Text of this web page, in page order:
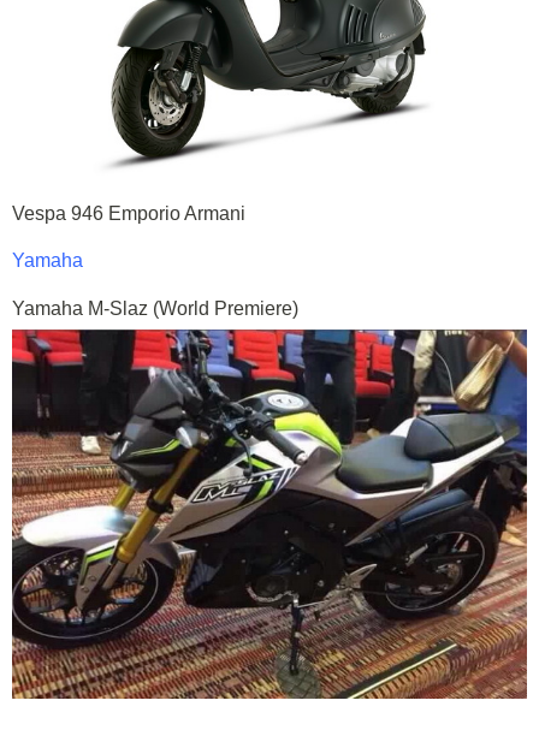
Vespa 946 Emporio Armani
Yamaha
Yamaha M-Slaz (World Premiere)